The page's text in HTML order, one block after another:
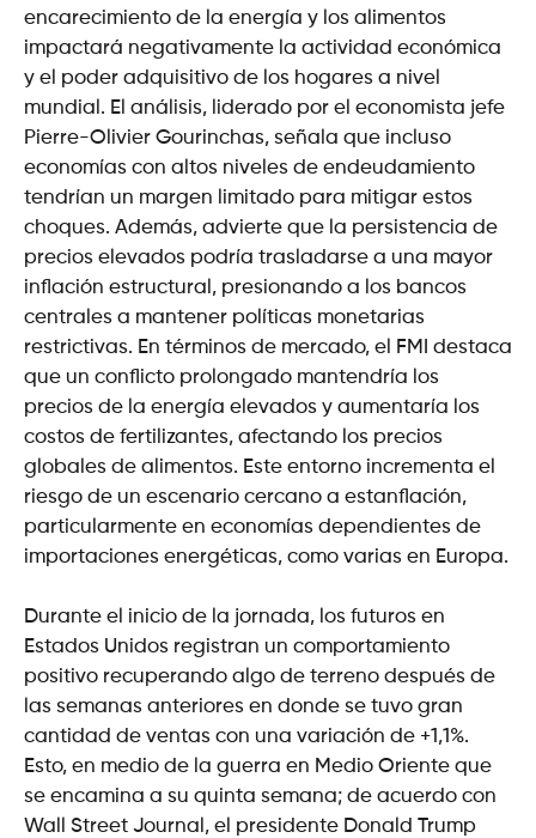
encarecimiento de la energía y los alimentos
impactará negativamente la actividad económica
y el poder adquisitivo de los hogares a nivel
mundial. El análisis, liderado por el economista jefe
Pierre-Olivier Gourinchas, señala que incluso
economías con altos niveles de endeudamiento
tendrían un margen limitado para mitigar estos
choques. Además, advierte que la persistencia de
precios elevados podría trasladarse a una mayor
inflación estructural, presionando a los bancos
centrales a mantener políticas monetarias
restrictivas. En términos de mercado, el FMI destaca
que un conflicto prolongado mantendría los
precios de la energía elevados y aumentaría los
costos de fertilizantes, afectando los precios
globales de alimentos. Este entorno incrementa el
riesgo de un escenario cercano a estanflación,
particularmente en economías dependientes de
importaciones energéticas, como varias en Europa.
Durante el inicio de la jornada, los futuros en
Estados Unidos registran un comportamiento
positivo recuperando algo de terreno después de
las semanas anteriores en donde se tuvo gran
cantidad de ventas con una variación de +1,1%.
Esto, en medio de la guerra en Medio Oriente que
se encamina a su quinta semana; de acuerdo con
Wall Street Journal, el presidente Donald Trump